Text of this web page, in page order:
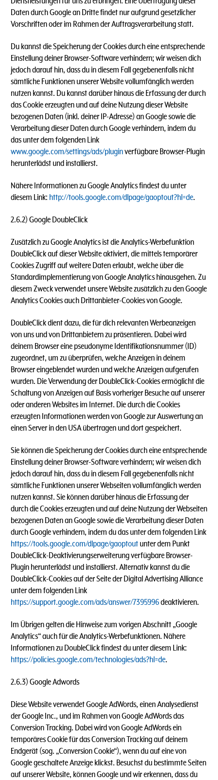
Daten durch Google an Dritte findet nur aufgrund gesetzlicher
Vorschriften oder im Rahmen der Auftragsverarbeitung statt.
Du kannst die Speicherung der Cookies durch eine entsprechende
Einstellung deiner Browser-Software verhindern; wir weisen dich
jedoch darauf hin, dass du in diesem Fall gegebenenfalls nicht
sämtliche Funktionen unserer Website vollumfänglich werden
nutzen kannst. Du kannst darüber hinaus die Erfassung der durch
das Cookie erzeugten und auf deine Nutzung dieser Website
bezogenen Daten (inkl. deiner IP-Adresse) an Google sowie die
Verarbeitung dieser Daten durch Google verhindern, indem du
das unter dem folgenden Link
www.google.com/settings/ads/pluginverfügbare Browser-Plugin
herunterlädst und installierst.
Nähere Informationen zu Google Analytics findest du unter
diesem Link: http://tools.google.com/dlpage/gaoptout?hl=de.
2.6.2) Google DoubleClick
Zusätzlich zu Google Analytics ist die Analytics-Werbefunktion
DoubleClick auf dieser Website aktiviert, die mittels temporärer
Cookies Zugriff auf weitere Daten erlaubt, welche über die
Standardimplementierung von Google Analytics hinausgehen. Zu
diesem Zweck verwendet unsere Website zusätzlich zu den Google
Analytics Cookies auch Drittanbieter-Cookies von Google.
DoubleClick dient dazu, die für dich relevanten Werbeanzeigen
von uns und von Drittanbietern zu präsentieren. Dabei wird
deinem Browser eine pseudonyme Identifikationsnummer (ID)
zugeordnet, um zu überprüfen, welche Anzeigen in deinem
Browser eingeblendet wurden und welche Anzeigen aufgerufen
wurden. Die Verwendung der DoubleClick-Cookies ermöglicht die
Schaltung von Anzeigen auf Basis vorheriger Besuche auf unserer
oder anderen Websites im Internet. Die durch die Cookies
erzeugten Informationen werden von Google zur Auswertung an
einen Server in den USA übertragen und dort gespeichert.
Sie können die Speicherung der Cookies durch eine entsprechende
Einstellung deiner Browser-Software verhindern; wir weisen dich
jedoch darauf hin, dass du in diesem Fall gegebenenfalls nicht
sämtliche Funktionen unserer Webseiten vollumfänglich werden
nutzen kannst. Sie können darüber hinaus die Erfassung der
durch die Cookies erzeugten und auf deine Nutzung der Webseiten
bezogenen Daten an Google sowie die Verarbeitung dieser Daten
durch Google verhindern, indem du das unter dem folgenden Link
https://tools.google.com/dlpage/gaoptout unter dem Punkt
DoubleClick-Deaktivierungserweiterung verfügbare Browser-
Plugin herunterlädst und installierst. Alternativ kannst du die
DoubleClick-Cookies auf der Seite der Digital Advertising Alliance
unter dem folgenden Link
https://support.google.com/ads/answer/7395996deaktivieren.
Im Übrigen gelten die Hinweise zum vorigen Abschnitt „Google
Analytics“ auch für die Analytics-Werbefunktionen. Nähere
Informationen zu DoubleClick findest du unter diesem Link:
https://policies.google.com/technologies/ads?hl=de.
2.6.3) Google Adwords
Diese Website verwendet Google AdWords, einen Analysedienst
der Google Inc., und im Rahmen von Google AdWords das
Conversion Tracking. Dabei wird von Google AdWords ein
temporäres Cookie für das Conversion Tracking auf deinem
Endgerät (sog. „Conversion Cookie“), wenn du auf eine von
Google geschaltete Anzeige klickst. Besuchst du bestimmte Seiten
auf unserer Website, können Google und wir erkennen, dass du